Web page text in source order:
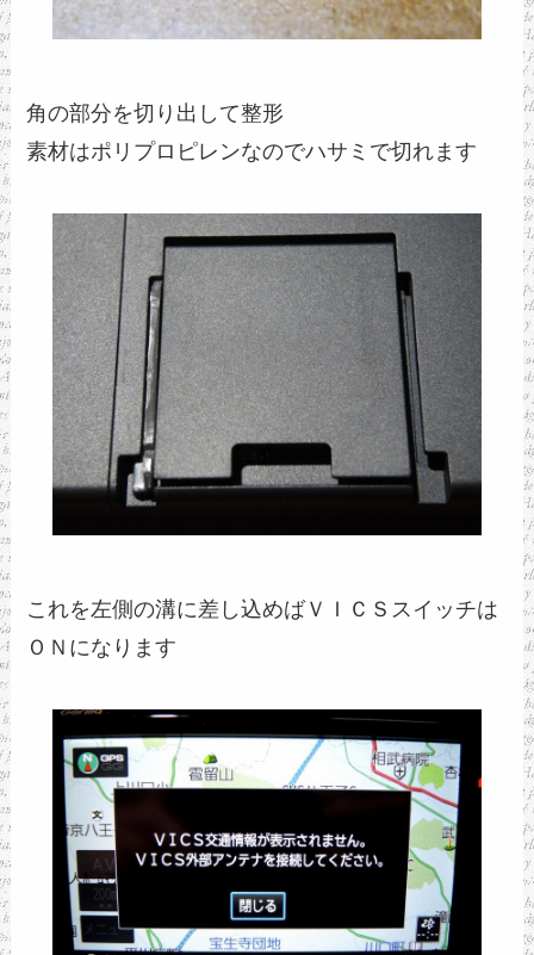
角の部分を切り出して整形
素材はポリプロピレンなのでハサミで切れます
これを左側の溝に差し込めばＶＩＣＳスイッチは
ＯＮになります